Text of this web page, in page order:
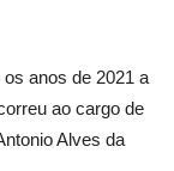
anos de 2021 a
ao cargo de
Alves da